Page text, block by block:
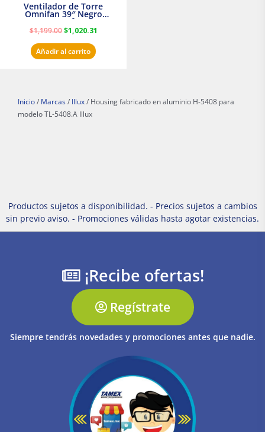
Ventilador de Torre
Omnifan 39″ Negro
Masterfan
$1,199.00 $1,020.31
Añadir al carrito
Inicio / Marcas / Illux / Housing fabricado en aluminio H-5408 para
modelo TL-5408.A Illux
Productos sujetos a disponibilidad. - Precios sujetos a cambios
sin previo aviso. - Promociones válidas hasta agotar existencias.
¡Recibe ofertas!
Regístrate
Siempre tendrás novedades y promociones antes que nadie.